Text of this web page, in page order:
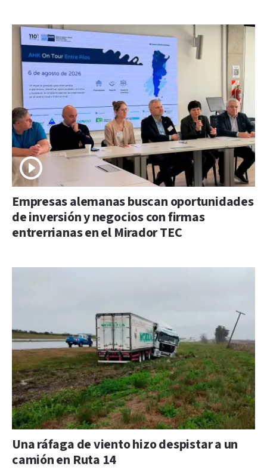
Empresas alemanas buscan oportunidades
de inversión y negocios con firmas
entrerrianas en el Mirador TEC
Una ráfaga de viento hizo despistar a un
camión en Ruta 14